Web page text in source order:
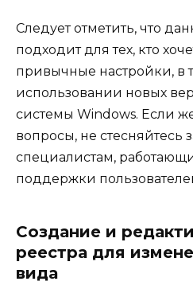
Следует отметить, что
подходит для тех, кто
привычные настройки, в
использовании новых
системы Windows. Если
вопросы, не стесняйтесь
специалистам,
поддержки
Создание и
реестра для
вида